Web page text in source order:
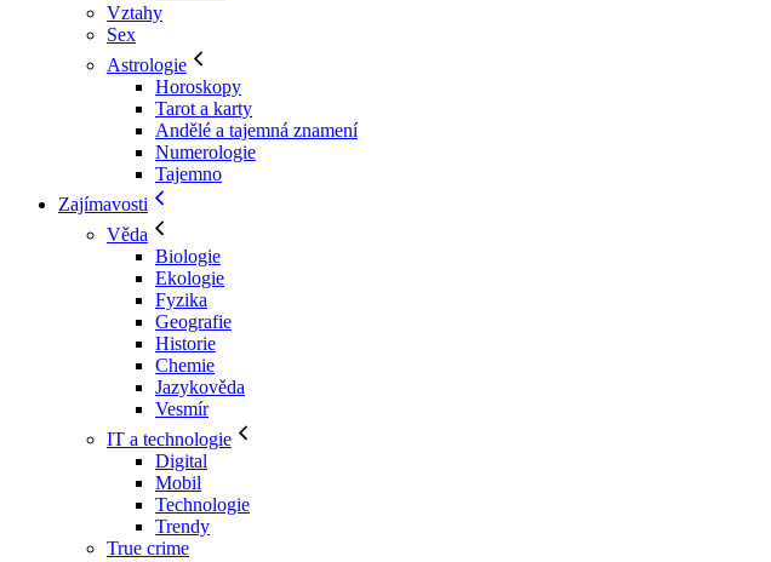
Vztahy
Sex
Astrologie
Horoskopy
Tarot a karty
Andělé a tajemná znamení
Numerologie
Tajemno
Zajímavosti
Věda
Biologie
Ekologie
Fyzika
Geografie
Historie
Chemie
Jazykověda
Vesmír
IT a technologie
Digital
Mobil
Technologie
Trendy
True crime